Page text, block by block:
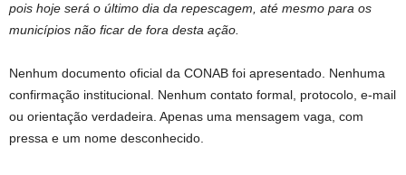
pois hoje será o último dia da repescagem, até mesmo para os
municípios não ficar de fora desta ação.
Nenhum documento oficial da CONAB foi apresentado. Nenhuma
confirmação institucional. Nenhum contato formal, protocolo, e-mail
ou orientação verdadeira. Apenas uma mensagem vaga, com
pressa e um nome desconhecido.